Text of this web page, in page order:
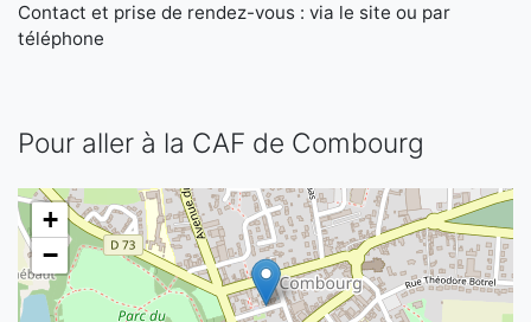
Contact et prise de rendez-vous : via le site ou par
téléphone
Pour aller à la CAF de Combourg
+
−